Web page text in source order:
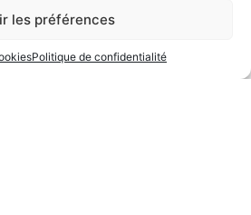
les préférences
Politique de confidentialité
des portes ouvertes dédiées au